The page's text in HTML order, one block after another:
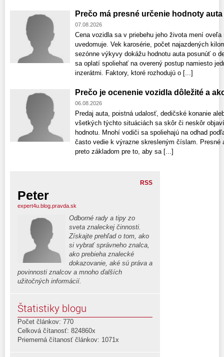
Prečo má presné určenie hodnoty
07.08.2026
Cena vozidla sa v priebehu jeho života mení
uvedomuje. Vek karosérie, počet najazdených
sezónne výkyvy dokážu hodnotu auta posunúť o
sa oplatí spoliehať na overený postup namiesto
inzerátmi. Faktory, ktoré rozhodujú o [...]
Prečo je ocenenie vozidla dôležité a
06.08.2026
Predaj auta, poistná udalosť, dedičské konanie
všetkých týchto situáciách sa skôr či neskôr
hodnotu. Mnohí vodiči sa spoliehajú na odhad
často vedie k výrazne skresleným číslam. Presné
preto základom pre to, aby sa [...]
RSS
Peter
expert4u.blog.pravda.sk
Odborné rady a tipy zo
sveta znaleckej činnosti.
Získajte prehľad o tom, ako
si vybrať správneho znalca,
ako prebieha znalecké
dokazovanie, aké sú práva a
povinnosti znalcov a mnoho ďalších
užitočných informácií.
Štatistiky blogu
Počet článkov: 770
Celková čítanosť: 824860x
Priemerná čítanosť článkov: 1071x